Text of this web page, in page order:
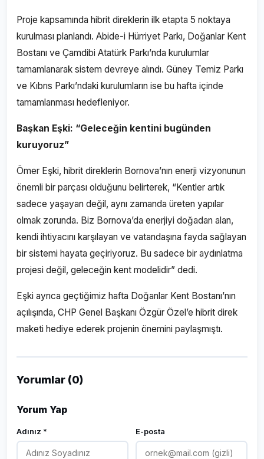
Proje kapsamında hibrit direklerin ilk etapta 5 noktaya
kurulması planlandı. Abide-i Hürriyet Parkı, Doğanlar Kent
Bostanı ve Çamdibi Atatürk Parkı’nda kurulumlar
tamamlanarak sistem devreye alındı. Güney Temiz Parkı
ve Kıbrıs Parkı’ndaki kurulumların ise bu hafta içinde
tamamlanması hedefleniyor.
Başkan Eşki: “Geleceğin kentini bugünden
kuruyoruz”
Ömer Eşki, hibrit direklerin Bornova’nın enerji vizyonunun
önemli bir parçası olduğunu belirterek, “Kentler artık
sadece yaşayan değil, aynı zamanda üreten yapılar
olmak zorunda. Biz Bornova’da enerjiyi doğadan alan,
kendi ihtiyacını karşılayan ve vatandaşına fayda sağlayan
bir sistemi hayata geçiriyoruz. Bu sadece bir aydınlatma
projesi değil, geleceğin kent modelidir” dedi.
Eşki ayrıca geçtiğimiz hafta Doğanlar Kent Bostanı’nın
açılışında, CHP Genel Başkanı Özgür Özel’e hibrit direk
maketi hediye ederek projenin önemini paylaşmıştı.
Yorumlar (0)
Yorum Yap
Adınız * E-posta